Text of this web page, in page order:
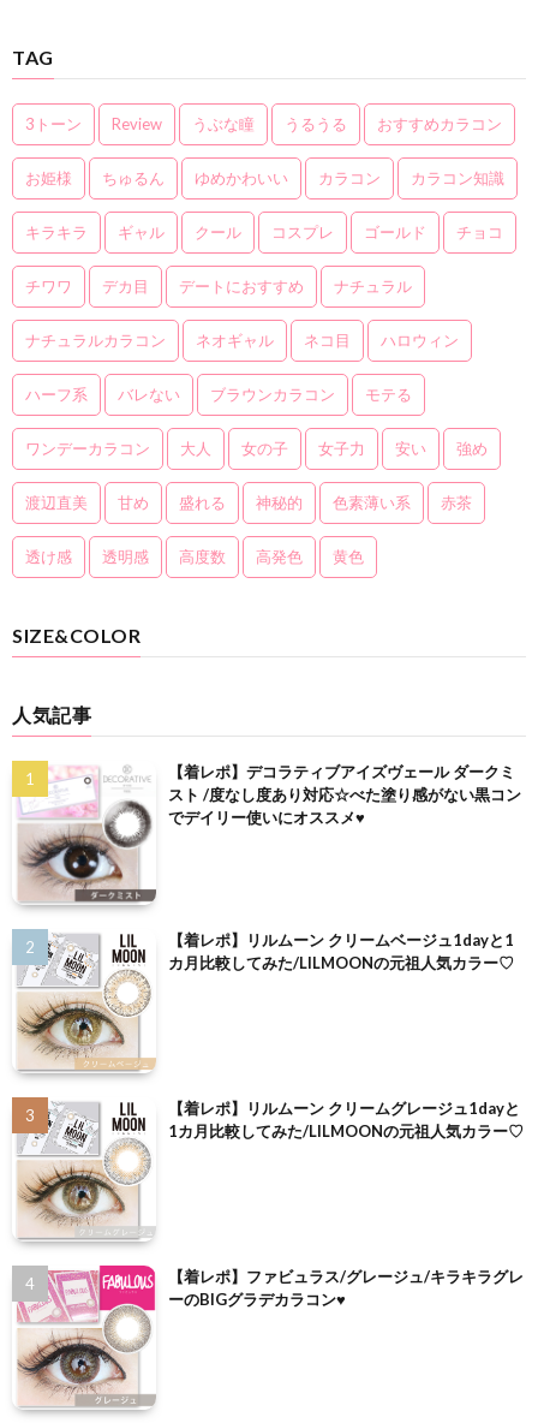
TAG
3トーン Review うぶな瞳 うるうる おすすめカラコン
お姫様 ちゅるん ゆめかわいい カラコン カラコン知識
キラキラ ギャル クール コスプレ ゴールド チョコ
チワワ デカ目 デートにおすすめ ナチュラル
ナチュラルカラコン ネオギャル ネコ目 ハロウィン
ハーフ系 バレない ブラウンカラコン モテる
ワンデーカラコン 大人 女の子 女子力 安い 強め
渡辺直美 甘め 盛れる 神秘的 色素薄い系 赤茶
透け感 透明感 高度数 高発色 黄色
SIZE&COLOR
人気記事
【着レポ】デコラティブアイズヴェール ダークミ
スト /度なし度あり対応☆べた塗り感がない黒コン
でデイリー使いにオススメ♥
【着レポ】リルムーン クリームベージュ1dayと1
カ月比較してみた/LILMOONの元祖人気カラー♡
【着レポ】リルムーン クリームグレージュ1dayと
1カ月比較してみた/LILMOONの元祖人気カラー♡
【着レポ】ファビュラス/グレージュ/キラキラグレ
ーのBIGグラデカラコン♥